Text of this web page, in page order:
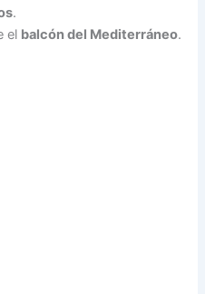
.
el balcón del Mediterráneo.